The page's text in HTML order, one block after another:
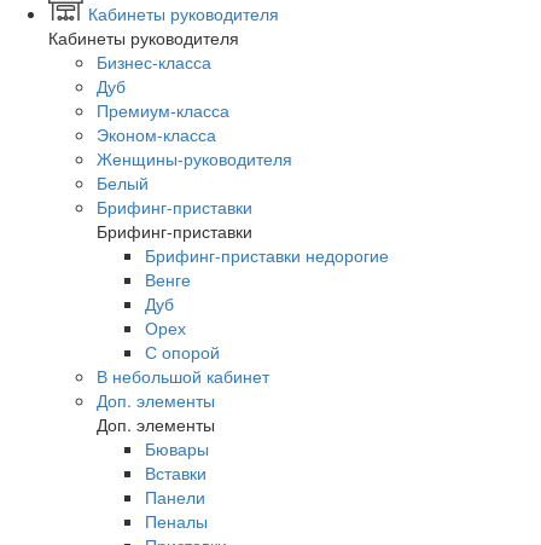
Кабинеты руководителя
Кабинеты руководителя
Бизнес-класса
Дуб
Премиум-класса
Эконом-класса
Женщины-руководителя
Белый
Брифинг-приставки
Брифинг-приставки
Брифинг-приставки недорогие
Венге
Дуб
Орех
С опорой
В небольшой кабинет
Доп. элементы
Доп. элементы
Бювары
Вставки
Панели
Пеналы